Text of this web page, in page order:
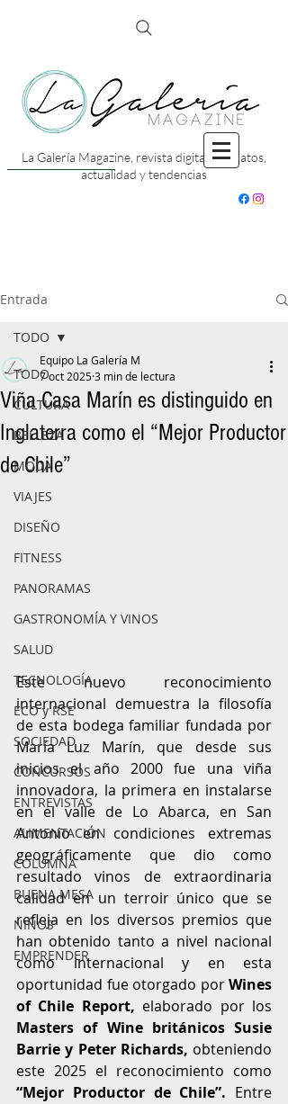
La Galería Magazine, revista digital con datos,
actualidad y tendencias
Entrada
TODO
CULTURA
BELLEZA
MODA
VIAJES
DISEÑO
FITNESS
PANORAMAS
GASTRONOMÍA Y VINOS
SALUD
TECNOLOGÍA
ECO y RSE
SOCIEDAD
CONCURSOS
ENTREVISTAS
ALIMENTACIÓN
COLUMNA
BUENA MESA
NIÑOS
EMPRENDER
TODO
Viña Casa Marín es distinguido en
Inglaterra como el “Mejor Productor
de Chile”
Equipo La Galería M
7 oct 20253 min de lectura
Este nuevo reconocimiento
internacional demuestra la filosofía
de esta bodega familiar fundada por
María Luz Marín, que desde sus
inicios el año 2000 fue una viña
innovadora, la primera en instalarse
en el valle de Lo Abarca, en San
Antonio en condiciones extremas
geográficamente que dio como
resultado vinos de extraordinaria
calidad en un terroir único que se
refleja en los diversos premios que
han obtenido tanto a nivel nacional
como internacional y en esta
oportunidad fue otorgado por Wines
of Chile Report, elaborado por los
Masters of Wine británicos Susie
Barrie y Peter Richards, obteniendo
este 2025 el reconocimiento como
“Mejor Productor de Chile”. Entre